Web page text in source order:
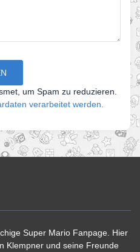
um Spam zu reduzieren.
verarbeitet werden.
Super Mario Fanpage. Hier
Klempner und seine Freunde